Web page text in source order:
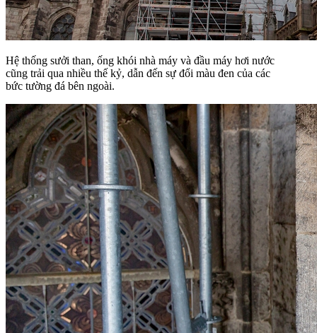
Hệ thống sưởi than, ống khói nhà máy và đầu máy hơi nước
cũng trải qua nhiều thế kỷ, dẫn đến sự đổi màu đen của các
bức tường đá bên ngoài.